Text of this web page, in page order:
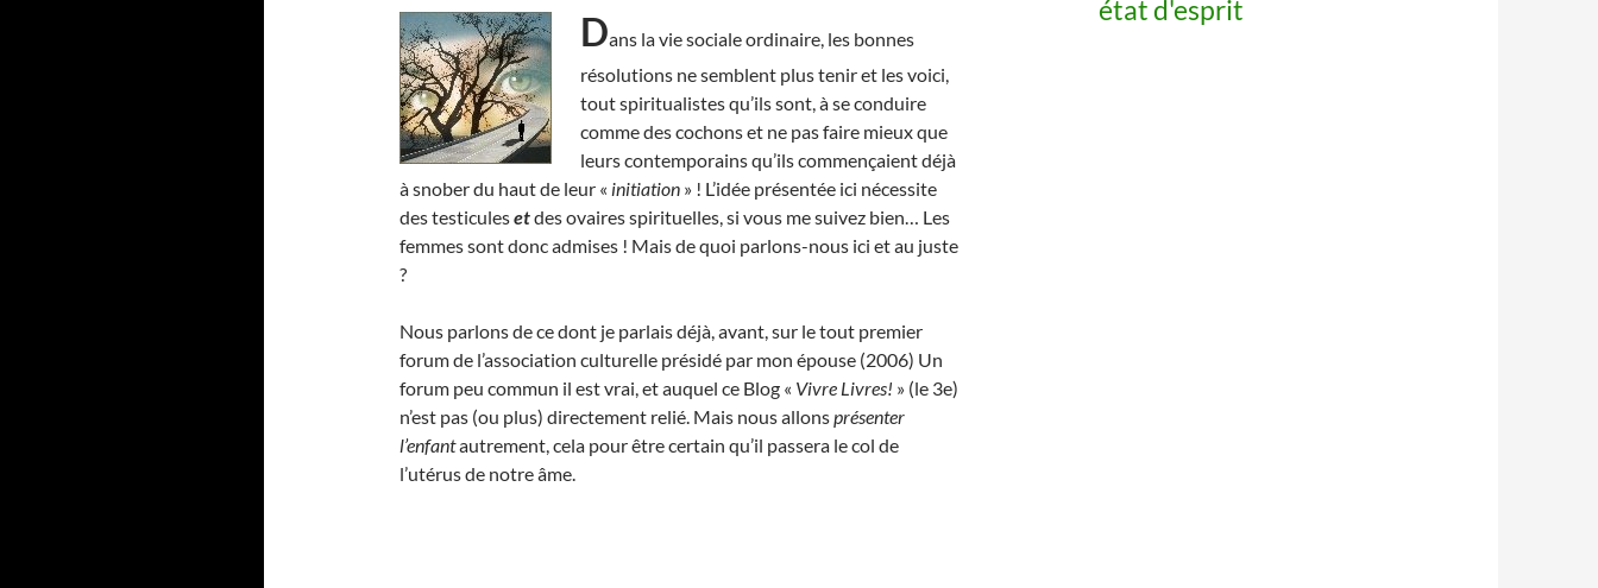
Dans la vie sociale ordinaire, les bonnes
résolutions ne semblent plus tenir et les voici,
tout spiritualistes qu’ils sont, à se conduire
comme des cochons et ne pas faire mieux que
leurs contemporains qu’ils commençaient déjà
à snober du haut de leur « initiation » ! L’idée présentée ici nécessite
des testiculesetdes ovaires spirituelles, si vous me suivez bien… Les
femmes sont donc admises ! Mais de quoi parlons-nous ici et au juste
?
Nous parlons de ce dont je parlais déjà, avant, sur le tout premier
forum de l’association culturelle présidé par mon épouse (2006) Un
forum peu commun il est vrai, et auquel ce Blog « Vivre Livres! » (le 3e)
n’est pas (ou plus) directement relié. Mais nous allonsprésenter
l’enfantautrement, cela pour être certain qu’il passera le col de
l’utérus de notre âme.
état d'esprit